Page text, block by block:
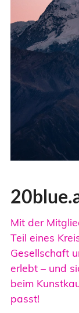
Mit der
Teil eines
Gesellschaft
erlebt – und
beim
passt!